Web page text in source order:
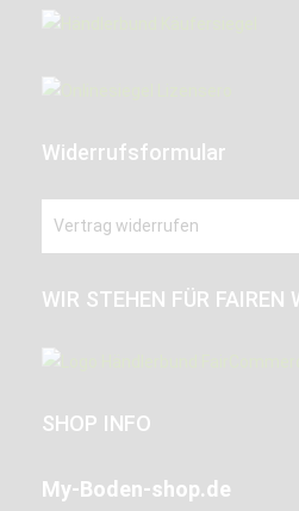
Widerrufsformular
Vertrag widerrufen
WIR STEHEN FÜR FAIREN
SHOP INFO
My-Boden-shop.de